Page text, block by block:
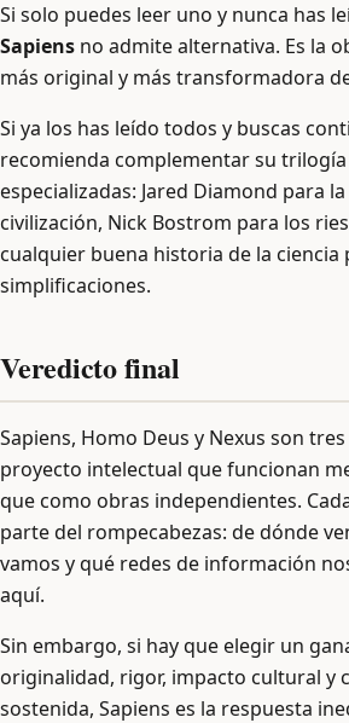
Si solo puedes leer uno y nunca has
Sapiens no admite alternativa. Es la
más original y más transformadora
Si ya los has leído todos y buscas
recomienda complementar su
especializadas: Jared Diamond para
civilización, Nick Bostrom para los
cualquier buena historia de la ciencia
simplificaciones.
Veredicto final
Sapiens, Homo Deus y Nexus son
proyecto intelectual que funcionan
que como obras independientes.
parte del rompecabezas: de dónde
vamos y qué redes de información
aquí.
Sin embargo, si hay que elegir un
originalidad, rigor, impacto cultural y
sostenida, Sapiens es la respuesta